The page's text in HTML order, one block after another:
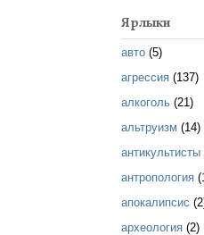
Ярлыки
авто (5)
агрессия (137)
алкоголь (21)
альтруизм (14)
антикультисты
антропология
апокалипсис
археология (2)